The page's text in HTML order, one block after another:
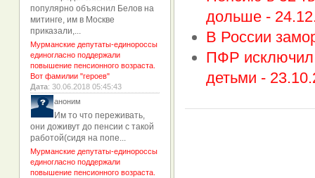
дольше -
В России
ПФР исключил
детьми -
популярно объяснил Белов на
митинге, им в Москве
приказали,...
Мурманские депутаты-единороссы
единогласно поддержали
повышение пенсионного возраста.
Вот фамилии "героев"
Дата: 30.06.2018 05:45:43
аноним
Им то что переживать,
они доживут до пенсии с такой
работой(сидя на попе...
Мурманские депутаты-единороссы
единогласно поддержали
повышение пенсионного возраста.